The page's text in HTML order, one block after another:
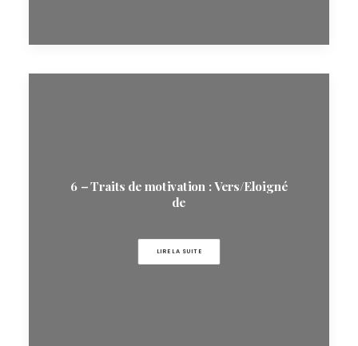
6 – Traits de motivation : Vers/Eloigné
de
LIRE LA SUITE